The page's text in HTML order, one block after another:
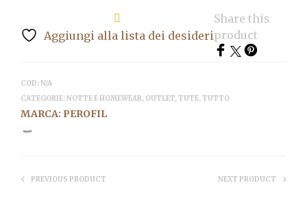
Aggiungi alla lista dei desideri
Share this
product
COD:N/A
CATEGORIE:NOTTE E HOMEWEAR, OUTLET,TUTE,TUTTO
MARCA: PEROFIL
PREVIOUS PRODUCT NEXT PRODUCT